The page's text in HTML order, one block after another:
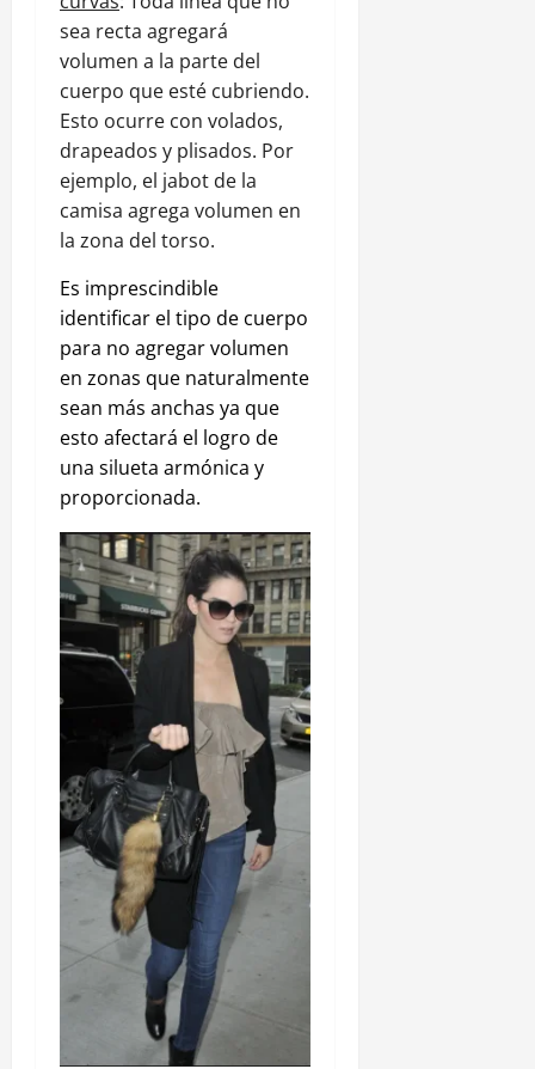
sea recta agregará
volumen a la parte del
cuerpo que esté cubriendo.
Esto ocurre con volados,
drapeados y plisados. Por
ejemplo, el jabot de la
camisa agrega volumen en
la zona del torso.
Es imprescindible
identificar el tipo de cuerpo
para no agregar volumen
en zonas que naturalmente
sean más anchas ya que
esto afectará el logro de
una silueta armónica y
proporcionada.